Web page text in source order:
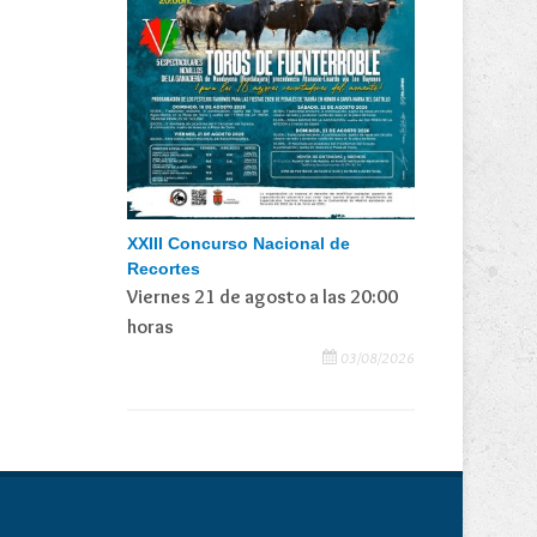
XXIII Concurso Nacional de
Recortes
Viernes 21 de agosto a las 20:00
horas
03/08/2026